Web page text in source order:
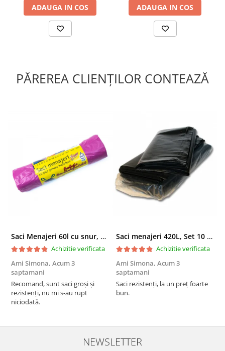
ADAUGA IN COS ADAUGA IN COS
PĂREREA CLIENȚILOR CONTEAZĂ
Saci Menajeri 60l cu snur, Roz, 10buc/rola
Achizitie verificata
Ami Simona, Acum 3
saptamani
Recomand, sunt saci groși și
rezistenți, nu mi s-au rupt
niciodată.
Saci menajeri 420L, Set 10 bucati
Achizitie verificata
Ami Simona, Acum 3
saptamani
Saci rezistenți, la un preț foarte
bun.
NEWSLETTER